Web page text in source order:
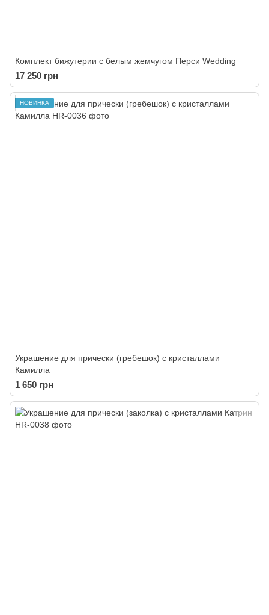
Комплект бижутерии с белым жемчугом Перси Wedding
17 250 грн
НОВИНКА
Украшение для прически (гребешок) с кристаллами
Камилла
1 650 грн